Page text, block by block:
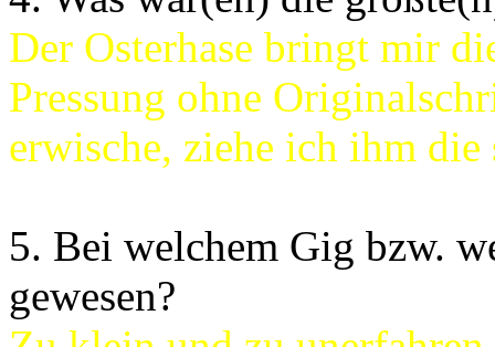
Der Osterhase bringt mir
Pressung ohne
erwische, ziehe ich ihm
5. Bei welchem Gig bzw.
gewesen?